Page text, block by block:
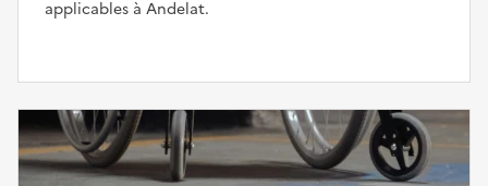
applicables à Andelat.